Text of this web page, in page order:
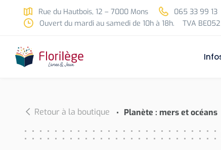
Skip to main content
Rue du Hautbois, 12 – 7000 Mons 065 33 99 13
Ouvert du mardi au samedi de 10h à 18h.
TVA
Retour à la boutique Planète : mers et océans